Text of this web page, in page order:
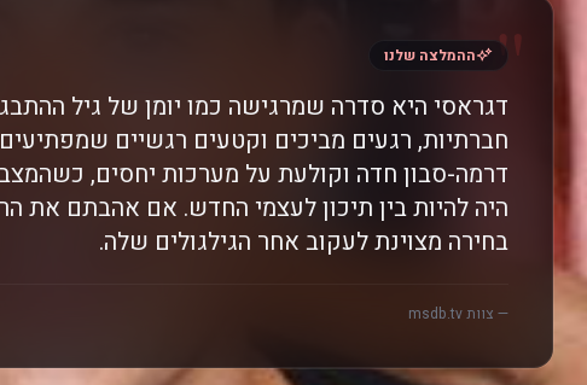
" ההמלצה שלנו
דגראסי היא סדרה שמרגישה כמו יומן של גיל
חברתיות, רגעים מביכים וקטעים רגשיים
דרמה-סבון חדה וקולעת על מערכות יחסים,
היה להיות בין תיכון לעצמי החדש. אם אהבתם את
בחירה מצוינת לעקוב אחר הגילגולים שלה.
— צוות msdb.tv